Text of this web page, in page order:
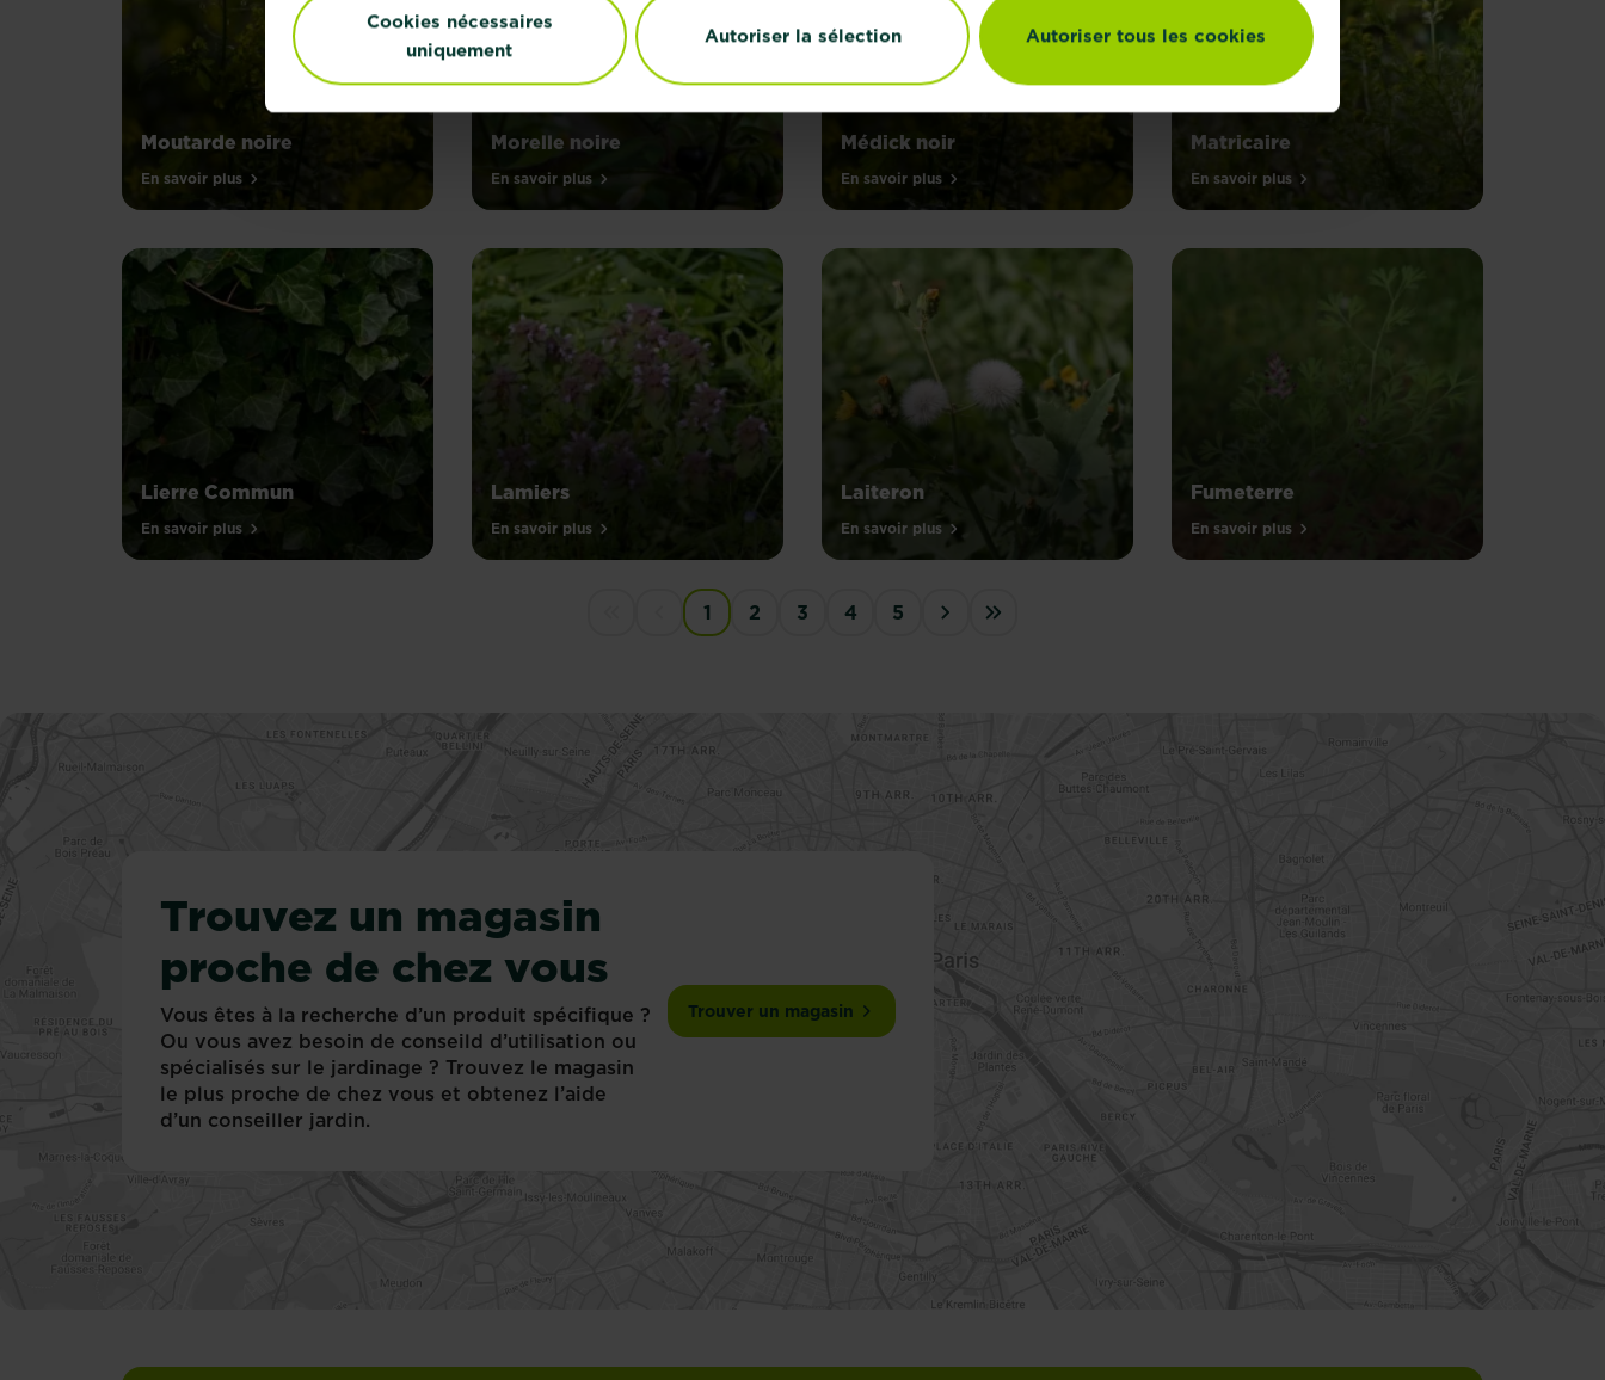
Cookies nécessaires
uniquement
Autoriser la sélection Autoriser tous les cookies
Moutarde noire
En savoir plus
Morelle noire
En savoir plus
Médick noir
En savoir plus
Matricaire
En savoir plus
Lierre Commun
En savoir plus
Lamiers
En savoir plus
Laiteron
En savoir plus
Fumeterre
En savoir plus
First disabled
Previous disabled
1 2 3 4
5
Trouvez un magasin
proche de chez vous
Vous êtes à la recherche d’un produit spécifique ?
Ou vous avez besoin de conseild d’utilisation ou
spécialisés sur le jardinage ? Trouvez le magasin
le plus proche de chez vous et obtenez l’aide
d’un conseiller jardin.
Trouver un magasin